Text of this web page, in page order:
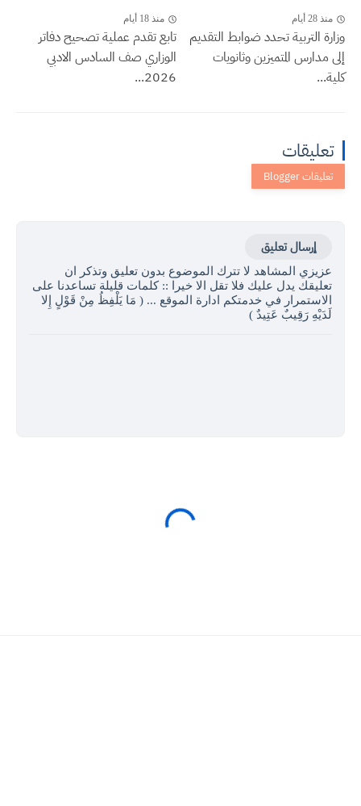
منذ 28 أيام
وزارة التربية تحدد ضوابط التقديم
إلى مدارس المتميزين وثانويات
كلية...
منذ 18 أيام
تابع تقدم عملية تصحيح دفاتر
الوزاري صف السادس الادبي
2026...
تعليقات
إرسال تعليق
عزيزي المشاهد لا تترك الموضوع بدون تعليق وتذكر ان
تعليقك يدل عليك فلا تقل الا خيرا :: كلمات قليلة تساعدنا على
الاستمرار في خدمتكم ادارة الموقع ... ( مَا يَلْفِظُ مِنْ قَوْلٍ إِلا
لَدَيْهِ رَقِيبٌ عَتِيدٌ )